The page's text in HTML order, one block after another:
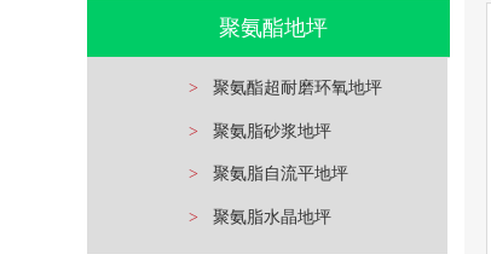
聚氨酯地坪
> 聚氨酯超耐磨环氧地坪
> 聚氨脂砂浆地坪
> 聚氨脂自流平地坪
> 聚氨脂水晶地坪
查看详情